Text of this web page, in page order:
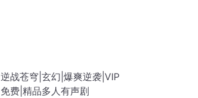
逆战苍穹|玄幻|爆爽逆袭|VIP
免费|精品多人有声剧